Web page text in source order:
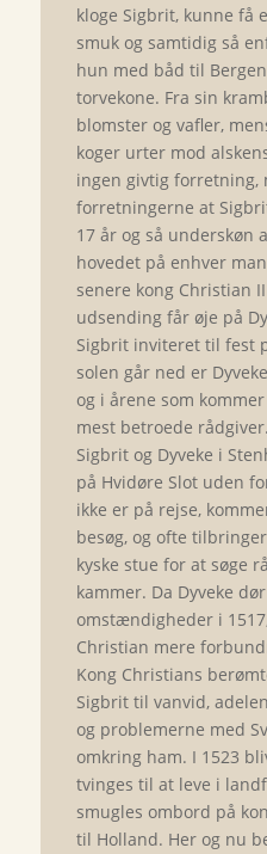
kloge Sigbrit, kunne få
smuk og samtidig så
hun med båd til
torvekone. Fra sin
blomster og vafler,
koger urter mod
ingen givtig
forretningerne at
17 år og så underskøn
hovedet på enhver
senere kong Christian
udsending får øje på
Sigbrit inviteret til fest
solen går ned er
og i årene som
mest betroede
Sigbrit og Dyveke i
på Hvidøre Slot uden
ikke er på rejse,
besøg, og ofte
kyske stue for at søge
kammer. Da Dyveke
omstændigheder i
Christian mere
Kong Christians
Sigbrit til vanvid,
og problemerne med
omkring ham. I 1523
tvinges til at leve i
smugles ombord på
til Holland. Her og nu